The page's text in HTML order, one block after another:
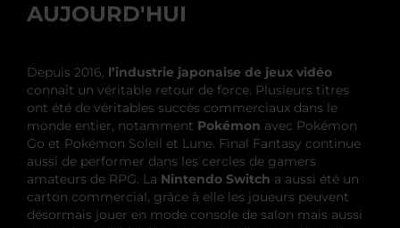
AUJOURD'HUI
Depuis 2016, l’industrie japonaise de jeux vidéo
connaît un véritable retour de force. Plusieurs titres
ont été de véritables succès commerciaux dans le
monde entier, notamment Pokémon avec Pokémon
Go et Pokémon Soleil et Lune. Final Fantasy continue
aussi de performer dans les cercles de gamers
amateurs de RPG. La Nintendo Switch a aussi été un
carton commercial, grâce à elle les joueurs peuvent
désormais jouer en mode console de salon mais aussi